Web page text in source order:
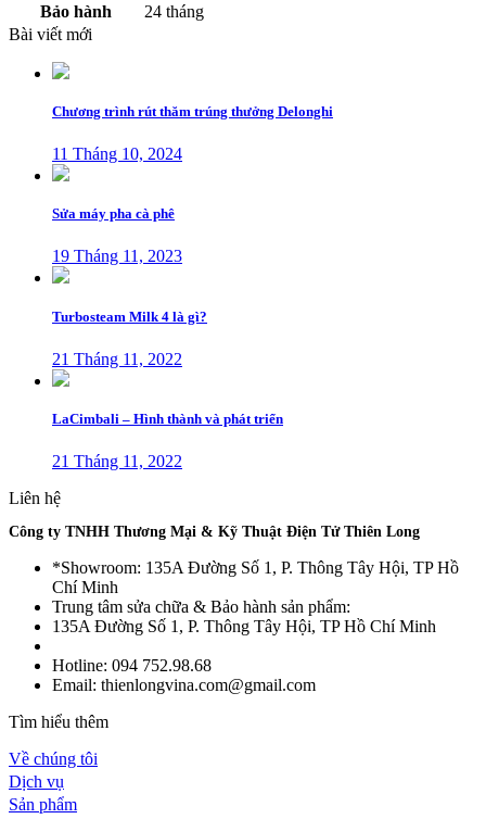
Bảo hành
24 tháng
Bài viết mới
Chương trình rút thăm trúng thưởng Delonghi
11 Tháng 10, 2024
Sửa máy pha cà phê
19 Tháng 11, 2023
Turbosteam Milk 4 là gì?
21 Tháng 11, 2022
LaCimbali – Hình thành và phát triển
21 Tháng 11, 2022
Liên hệ
Công ty TNHH Thương Mại & Kỹ Thuật Điện Tử Thiên Long
*Showroom: 135A Đường Số 1, P. Thông Tây Hội, TP Hồ
Chí Minh
Trung tâm sửa chữa & Bảo hành sản phẩm:
135A Đường Số 1, P. Thông Tây Hội, TP Hồ Chí Minh
Hotline: 094 752.98.68
Email: thienlongvina.com@gmail.com
Tìm hiểu thêm
Về chúng tôi
Dịch vụ
Sản phẩm